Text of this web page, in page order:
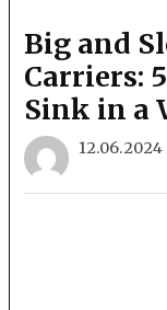
Big and
Carriers:
Sink in a
12.06.2024